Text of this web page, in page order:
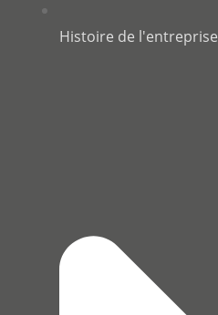
Histoire de l'entreprise